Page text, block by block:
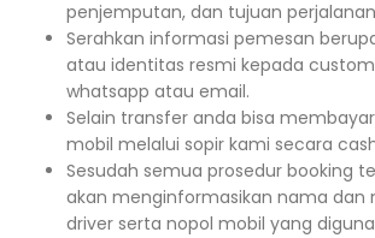
penjemputan, dan tujuan
Serahkan informasi pemesan
atau identitas resmi kepada
whatsapp atau email.
Selain transfer anda bisa
mobil melalui sopir kami secara
Sesudah semua prosedur booking
akan menginformasikan nama dan
driver serta nopol mobil yang